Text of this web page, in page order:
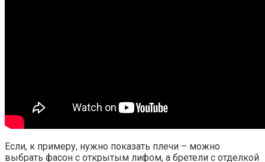
Если, к примеру, нужно показать плечи – можно
выбрать фасон с открытым лифом, а бретели с отделкой